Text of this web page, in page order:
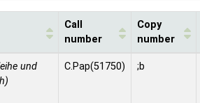
Call
number
Copy
number
und
C.Pap(51750) ;b